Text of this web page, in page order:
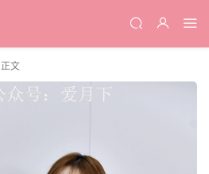
正文